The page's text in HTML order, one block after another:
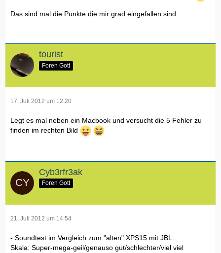
Das sind mal die Punkte die mir grad eingefallen sind
tourist
Foren Gott
17. Juli 2012 um 12:20
Legt es mal neben ein Macbook und versucht die 5 Fehler zu
finden im rechten Bild
Cyb3rfr3ak
Foren Gott
21. Juli 2012 um 14:54
- Soundtest im Vergleich zum "alten" XPS15 mit JBL..
Skala: Super-mega-geil/genauso gut/schlechter/viel viel